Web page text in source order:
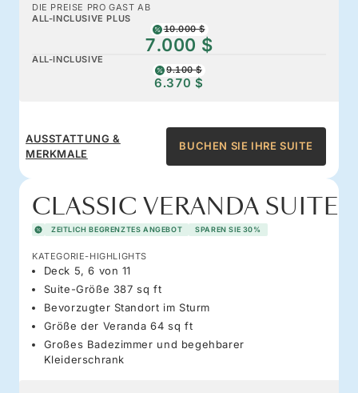
DIE PREISE PRO GAST AB
ALL-INCLUSIVE PLUS
10.000 $
7.000 $
ALL-INCLUSIVE
9.100 $
6.370 $
AUSSTATTUNG &
MERKMALE
BUCHEN SIE IHRE SUITE
CLASSIC VERANDA SUITE
ZEITLICH BEGRENZTES ANGEBOT SPAREN SIE 30%
KATEGORIE-HIGHLIGHTS
Deck 5, 6 von 11
Suite-Größe 387 sq ft
Bevorzugter Standort im Sturm
Größe der Veranda 64 sq ft
Großes Badezimmer und begehbarer
Kleiderschrank